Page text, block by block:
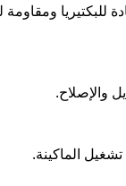
للبكتيريا